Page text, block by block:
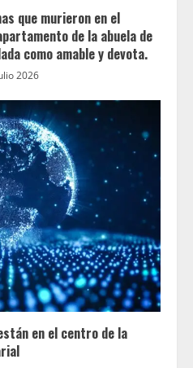
que murieron en el
de la abuela de
como amable y devota.
2026
en el centro de la